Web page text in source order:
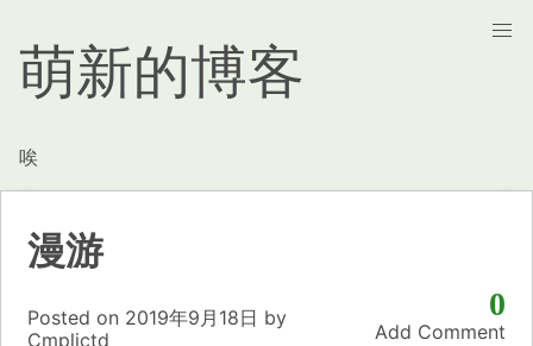
萌新的博客
唉
漫游
0
Add Comment
Posted on 2019年9月18日 by
Cmplictd